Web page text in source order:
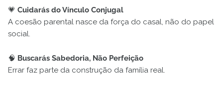
💗 Cuidarás do Vínculo Conjugal
A coesão parental nasce da força do casal, não do papel
social.
🧠 Buscarás Sabedoria, Não Perfeição
Errar faz parte da construção da família real.